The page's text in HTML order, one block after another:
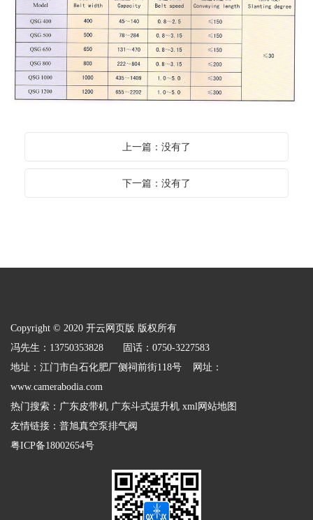
上一篇：没有了
下一篇：没有了
Copyright © 2020 开云网页版 版权所有
冯先生：13750353828 固话：0750-3227583
地址：江门市白石化肥厂侧祠前街118号 网址：
www.camerabodia.com
热门搜索： 广东皮带机 广东斗式提升机 xml网站地图
友情链接： 普旭真空泵排气阀
粤ICP备18002654号